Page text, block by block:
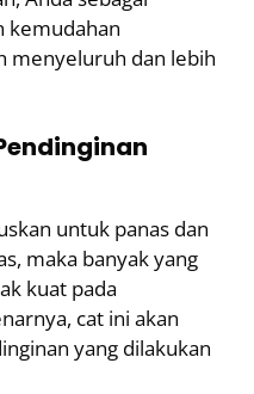
kemudahan
menyeluruh dan lebih
untuk panas dan
maka banyak yang
kuat pada
cat ini akan
yang dilakukan